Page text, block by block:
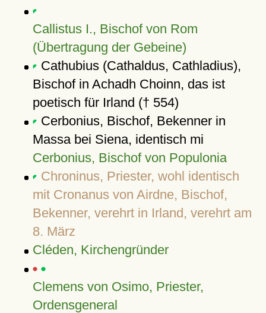
Callistus I., Bischof von Rom
(Übertragung der Gebeine)
Cathubius (Cathaldus, Cathladius),
Bischof in Achadh Choinn, das ist
poetisch für Irland († 554)
Cerbonius, Bischof, Bekenner in
Massa bei Siena, identisch mi
Cerbonius, Bischof von Populonia
Chroninus, Priester, wohl identisch
mit Cronanus von Airdne, Bischof,
Bekenner, verehrt in Irland, verehrt am
8. März
Cléden, Kirchengründer
Clemens von Osimo, Priester,
Ordensgeneral